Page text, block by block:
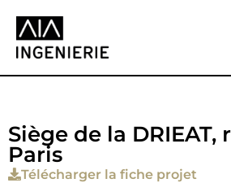
Siège de la DRIEAT,
Paris
Télécharger la fiche projet